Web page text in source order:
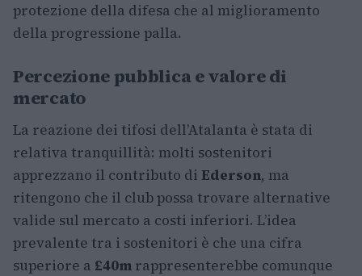
protezione della difesa che al miglioramento
della progressione palla.
Percezione pubblica e valore di
mercato
La reazione dei tifosi dell’Atalanta è stata di
relativa tranquillità: molti sostenitori
apprezzano il contributo di Ederson, ma
ritengono che il club possa trovare alternative
valide sul mercato a costi inferiori. L’idea
prevalente tra i sostenitori è che una cifra
superiore a £40m rappresenterebbe comunque